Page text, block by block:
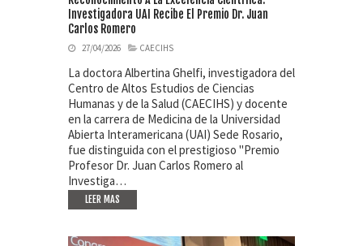
Investigadora UAI Recibe El Premio Dr. Juan
Carlos Romero
27/04/2026 CAECIHS
La doctora Albertina Ghelfi, investigadora del
Centro de Altos Estudios de Ciencias
Humanas y de la Salud (CAECIHS) y docente
en la carrera de Medicina de la Universidad
Abierta Interamericana (UAI) Sede Rosario,
fue distinguida con el prestigioso "Premio
Profesor Dr. Juan Carlos Romero al
Investiga…
LEER MAS